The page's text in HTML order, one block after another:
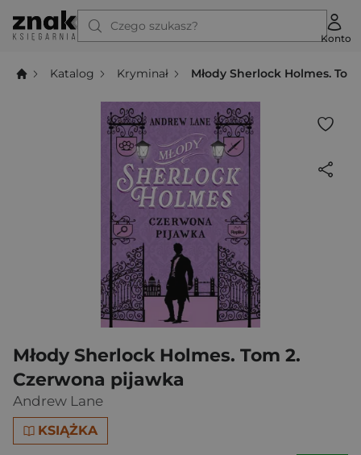
Czego szukasz?
Konto
Katalog Kryminał Młody Sherlock Holmes.
Młody Sherlock Holmes. Tom 2.
Czerwona pijawka
Andrew Lane
KSIĄŻKA